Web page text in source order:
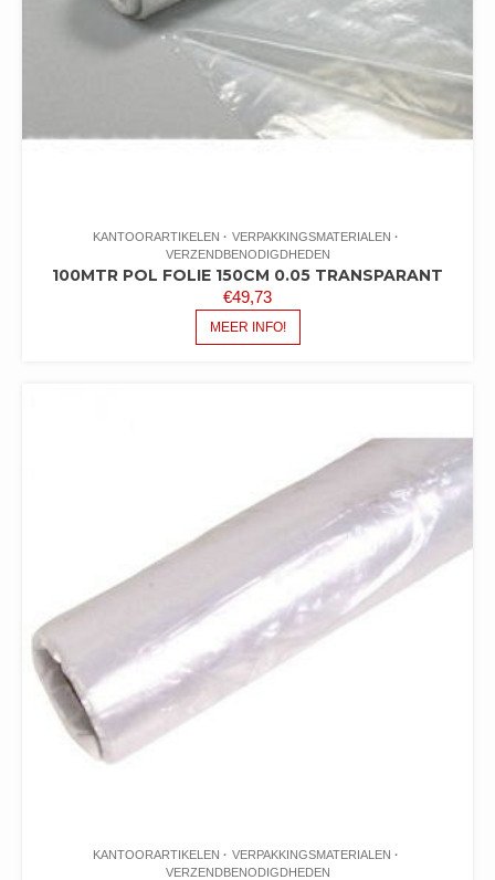
KANTOORARTIKELEN
VERPAKKINGSMATERIALEN
VERZENDBENODIGDHEDEN
100MTR POL FOLIE 150CM 0.05 TRANSPARANT
€49,73
MEER INFO!
KANTOORARTIKELEN
VERPAKKINGSMATERIALEN
VERZENDBENODIGDHEDEN